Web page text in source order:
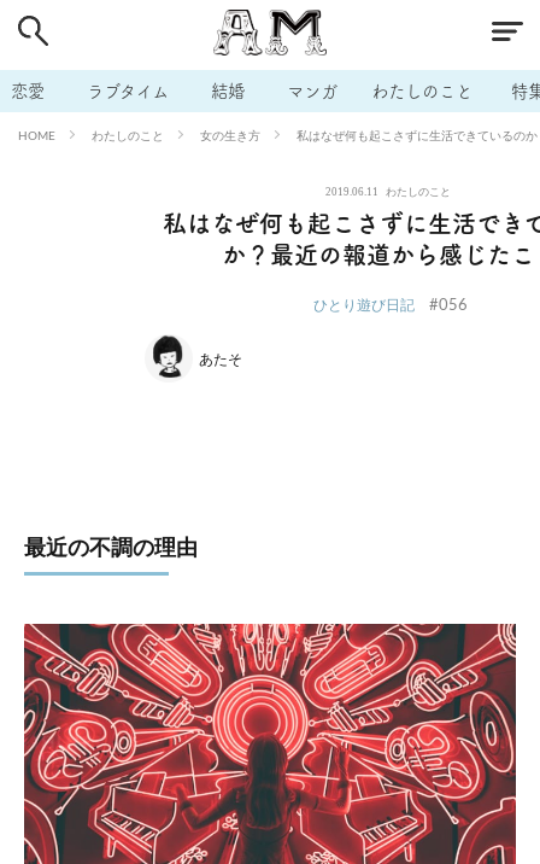
恋愛 ラブタイム 結婚 マンガ わたしのこと 特
HOME わたしのこと 女の生き方 私はなぜ何も起こさずに生活できているの
2019.06.11 わたしのこと
私はなぜ何も起こさずに生活でき
か？最近の報道から感じたこ
ひとり遊び日記 #056
あたそ
最近の不調の理由
# 男の本音 # セフレ # 不倫
# 出会う方法 # マッチングアプリ # ラブグッズ # 体の相